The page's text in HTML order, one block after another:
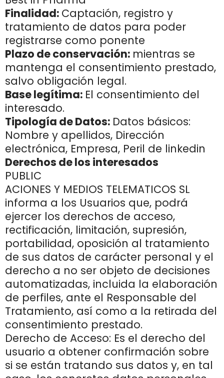
Finalidad: Captación, registro y
tratamiento de datos para poder
registrarse como ponente
Plazo de conservación: mientras se
mantenga el consentimiento prestado,
salvo obligación legal.
Base legítima: El consentimiento del
interesado.
Tipología de Datos: Datos básicos:
Nombre y apellidos, Dirección
electrónica, Empresa, Peril de linkedin
Derechos de los interesados
PUBLIC
ACIONES Y MEDIOS TELEMATICOS SL
informa a los Usuarios que, podrá
ejercer los derechos de acceso,
rectificación, limitación, supresión,
portabilidad, oposición al tratamiento
de sus datos de carácter personal y el
derecho a no ser objeto de decisiones
automatizadas, incluida la elaboración
de perfiles, ante el Responsable del
Tratamiento, así como a la retirada del
consentimiento prestado.
Derecho de Acceso: Es el derecho del
usuario a obtener confirmación sobre
si se están tratando sus datos y, en tal